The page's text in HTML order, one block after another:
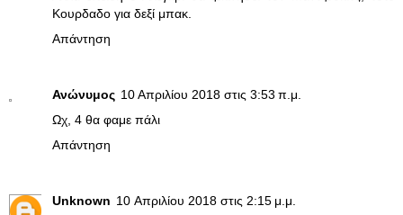
Κουρδαδο για δεξί μπακ.
Απάντηση
Ανώνυμος 10 Απριλίου 2018 στις 3:53 π.μ.
Ωχ, 4 θα φαμε πάλι
Απάντηση
Unknown 10 Απριλίου 2018 στις 2:15 μ.μ.